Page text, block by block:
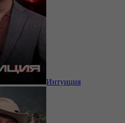
Интуиция